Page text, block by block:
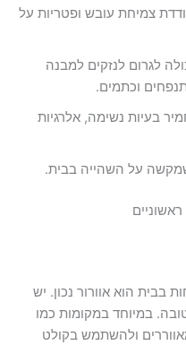
צמיחת עובש ופטריות על
לגרום לנזקים למבנה
וכתמים.
בעיות נשימה, אלרגיות
על השהייה בבית.
בבית הוא אוורור נכון. יש
במיוחד במקומות כמו
ולהשתמש בקולט